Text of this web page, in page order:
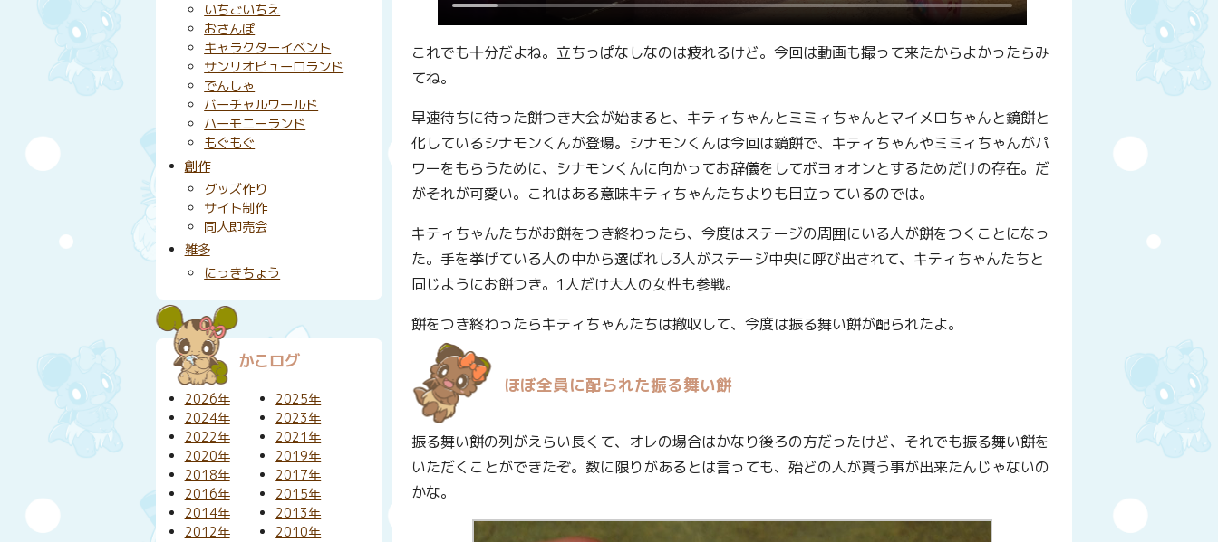
これでも十分だよね。立ちっぱなしなのは疲れるけど。今回は動画も撮って来たからよかったらみ
てね。
早速待ちに待った餅つき大会が始まると、キティちゃんとミミィちゃんとマイメロちゃんと鏡餅と
化しているシナモンくんが登場。シナモンくんは今回は鏡餅で、キティちゃんやミミィちゃんがパ
ワーをもらうために、シナモンくんに向かってお辞儀をしてボヨォオンとするためだけの存在。だ
がそれが可愛い。これはある意味キティちゃんたちよりも目立っているのでは。
キティちゃんたちがお餅をつき終わったら、今度はステージの周囲にいる人が餅をつくことになっ
た。手を挙げている人の中から選ばれし3人がステージ中央に呼び出されて、キティちゃんたちと
同じようにお餅つき。1人だけ大人の女性も参戦。
餅をつき終わったらキティちゃんたちは撤収して、今度は振る舞い餅が配られたよ。
ほぼ全員に配られた振る舞い餅
振る舞い餅の列がえらい長くて、オレの場合はかなり後ろの方だったけど、それでも振る舞い餅を
いただくことができたぞ。数に限りがあるとは言っても、殆どの人が貰う事が出来たんじゃないの
かな。
いちごいちえ
おさんぽ
キャラクターイベント
サンリオピューロランド
でんしゃ
バーチャルワールド
ハーモニーランド
もぐもぐ
創作
グッズ作り
サイト制作
同人即売会
雑多
にっきちょう
かこログ
2026年
2025年
2024年
2023年
2022年
2021年
2020年
2019年
2018年
2017年
2016年
2015年
2014年
2013年
2012年
2010年